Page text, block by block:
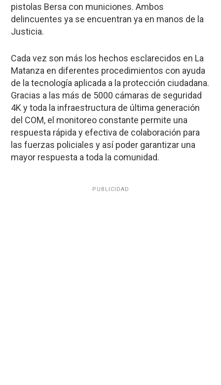
pistolas Bersa con municiones. Ambos
delincuentes ya se encuentran ya en manos de la
Justicia.
Cada vez son más los hechos esclarecidos en La
Matanza en diferentes procedimientos con ayuda
de la tecnología aplicada a la protección ciudadana.
Gracias a las más de 5000 cámaras de seguridad
4K y toda la infraestructura de última generación
del COM, el monitoreo constante permite una
respuesta rápida y efectiva de colaboración para
las fuerzas policiales y así poder garantizar una
mayor respuesta a toda la comunidad.
PUBLICIDAD